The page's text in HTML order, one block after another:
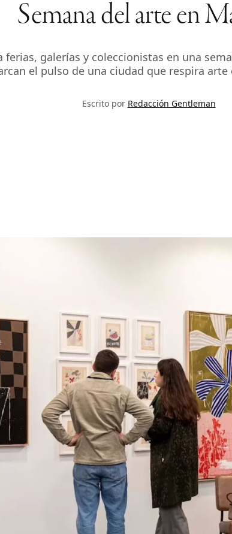
Semana del arte en
ferias, galerías y coleccionistas en una
el pulso de una ciudad que respira
Escrito por Redacción Gentleman